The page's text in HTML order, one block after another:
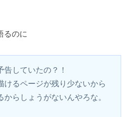
るのに
していたの？！
けるページが残り少ないから
らしょうがないんやろな。